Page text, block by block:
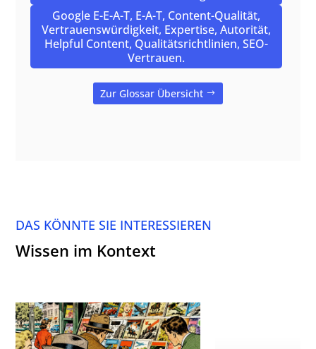
Google E-E-A-T, E-A-T, Content-Qualität,
Vertrauenswürdigkeit, Expertise, Autorität,
Helpful Content, Qualitätsrichtlinien, SEO-
Vertrauen.
Zur Glossar Übersicht
DAS KÖNNTE SIE INTERESSIEREN
Wissen im Kontext